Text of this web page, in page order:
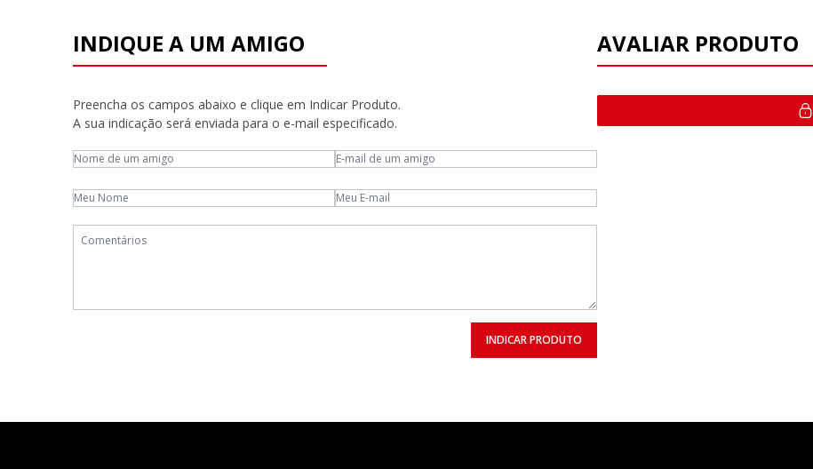
INDIQUE A UM AMIGO
Preencha os campos abaixo e clique em Indicar Produto.
A sua indicação será enviada para o e-mail especificado.
INDICAR PRODUTO
AVALIAR PRODUTO